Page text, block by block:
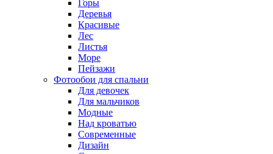
Горы
Деревья
Красивые
Лес
Листья
Море
Пейзажи
Фотообои для спальни
Для девочек
Для мальчиков
Модные
Над кроватью
Современные
Дизайн